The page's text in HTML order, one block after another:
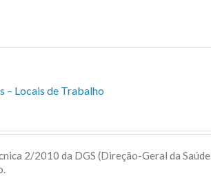
– Locais de Trabalho
2/2010 da DGS (Direção-Geral da